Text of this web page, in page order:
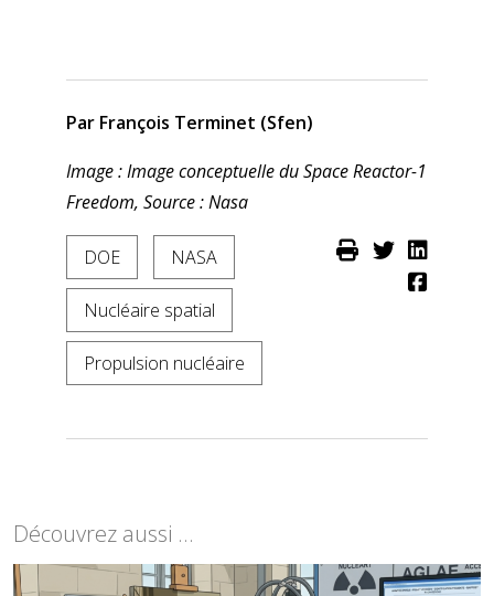
Par François Terminet (Sfen)
Image : Image conceptuelle du Space Reactor-1
Freedom, Source : Nasa
DOE NASA
Nucléaire spatial
Propulsion nucléaire
Découvrez aussi ...